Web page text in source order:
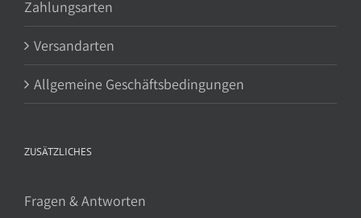
Zahlungsarten
Versandarten
Allgemeine Geschäftsbedingungen
ZUSÄTZLICHES
Fragen & Antworten